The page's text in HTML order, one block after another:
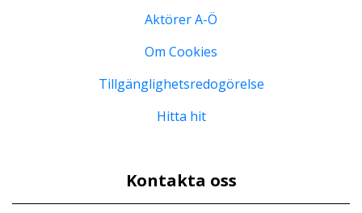
Aktörer A-Ö
Om Cookies
Tillgänglighetsredogörelse
Hitta hit
Kontakta oss